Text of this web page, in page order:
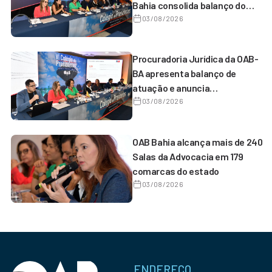
Bahia consolida balanço do
primeiro semestre
03/08/2026
Procuradoria Jurídica da OAB-
BA apresenta balanço de
atuação e anuncia
reestruturação
03/08/2026
OAB Bahia alcança mais de 240
Salas da Advocacia em 179
comarcas do estado
03/08/2026